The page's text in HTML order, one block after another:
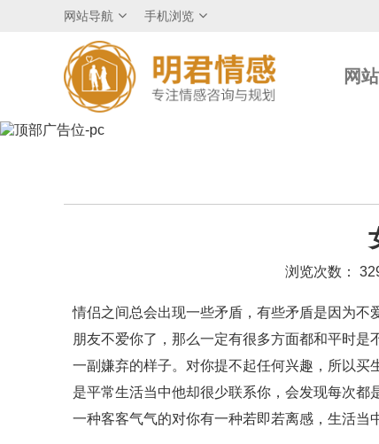
网站导航 手机浏览
网
浏览次数：
情侣之间总会出现一些矛盾，有些矛盾是因为
朋友不爱你了，那么一定有很多方面都和平时
一副嫌弃的样子。对你提不起任何兴趣，所以
是平常生活当中他却很少联系你，会发现每次
一种客客气气的对你有一种若即若离感，生活当